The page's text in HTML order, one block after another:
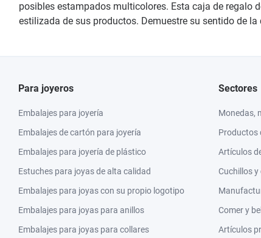
posibles estampados multicolores. Esta caja de regalo
estilizada de sus productos. Demuestre su sentido de
Para joyeros
Embalajes para joyería
Embalajes de cartón para joyería
Embalajes para joyería de plástico
Estuches para joyas de alta calidad
Embalajes para joyas con su propio logotipo
Embalajes para joyas para anillos
Embalajes para joyas para collares
Sectores
Monedas,
Productos
Artículos
Cuchillos
Comer y
Artículos